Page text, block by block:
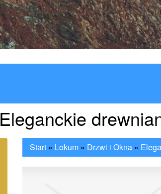
Eleganckie
Start» Lokum» Drzwi i Okna»